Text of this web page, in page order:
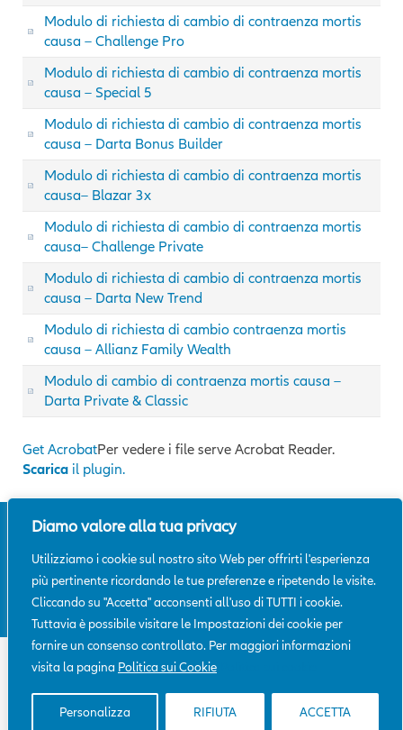
Diamo valore alla tua privacy
Utilizziamo i cookie sul nostro sito Web per offrirti l'esperienza
più pertinente ricordando le tue preferenze e ripetendo le visite.
Cliccando su "Accetta" acconsenti all'uso di TUTTI i cookie.
Tuttavia è possibile visitare le Impostazioni dei cookie per
fornire un consenso controllato. Per maggiori informazioni
visita la pagina Politica sui Cookie
Personalizza RIFIUTA ACCETTA
Modulo di richiesta di cambio di contraenza mortis
causa – Challenge Pro
Modulo di richiesta di cambio di contraenza mortis
causa – Special 5
Modulo di richiesta di cambio di contraenza mortis
causa – Darta Bonus Builder
Modulo di richiesta di cambio di contraenza mortis
causa– Blazar 3x
Modulo di richiesta di cambio di contraenza mortis
causa– Challenge Private
Modulo di richiesta di cambio di contraenza mortis
causa – Darta New Trend
Modulo di richiesta di cambio contraenza mortis
causa – Allianz Family Wealth
Modulo di cambio di contraenza mortis causa –
Darta Private & Classic
Get AcrobatPer vedere i file serve Acrobat Reader.
Scarica il plugin.
Glossario
Note
legali | Privacy | Aiuto | Conflitto
d'interessi | Reclami | SpeakUp@Allianz
© Allianz Darta Saving 2026
Allianz Darta Saving è il nome commerciale di Darta Saving Life
Assurance Dac.
Cap. soc. € 5.000.000 int. Versato | Company Reg. No.: 365015 | VAT.